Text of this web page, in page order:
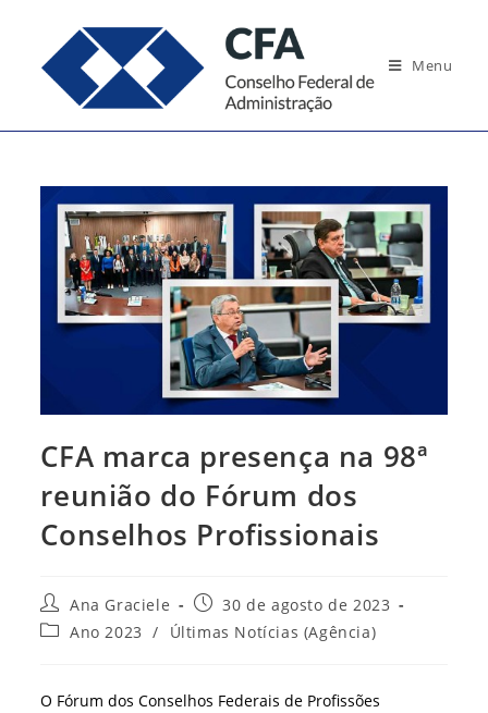
conteúdo
Menu
CFA marca presença na 98ª
reunião do Fórum dos
Conselhos Profissionais
Autor
do
post:
Ana Graciele
Post
publicado:
30 de agosto de 2023
Categoria
Ano 2023 / Últimas Notícias (Agência)
O Fórum dos Conselhos Federais de Profissões